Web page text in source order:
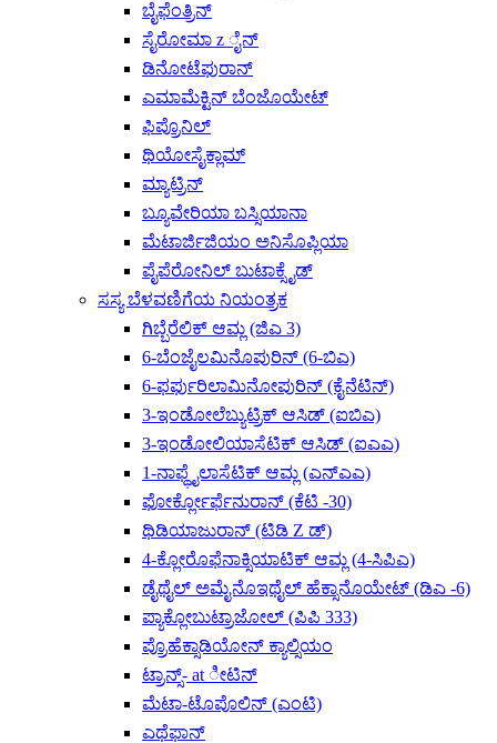
ಬೈಫೆಂತ್ರಿನ್
ಸೈರೋಮಾ z ೈನ್
ಡಿನೋಟೆಫುರಾನ್
ಎಮಾಮೆಕ್ಟಿನ್ ಬೆಂಜೊಯೇಟ್
ಫಿಪ್ರೊನಿಲ್
ಥಿಯೋಸೈಕ್ಲಾಮ್
ಮ್ಯಾಟ್ರಿನ್
ಬ್ಯೂವೇರಿಯಾ ಬಸ್ಸಿಯಾನಾ
ಮೆಟಾರ್ಜಿಜಿಯಂ ಅನಿಸೊಪ್ಲಿಯಾ
ಪೈಪೆರೋನಿಲ್ ಬುಟಾಕ್ಸೈಡ್
ಸಸ್ಯ ಬೆಳವಣಿಗೆಯ ನಿಯಂತ್ರಕ
ಗಿಬ್ಬೆರೆಲಿಕ್ ಆಮ್ಲ (ಜಿಎ 3)
6-ಬೆಂಜೈಲಮಿನೊಪುರಿನ್ (6-ಬಿಎ)
6-ಫರ್ಫುರಿಲಾಮಿನೋಪುರಿನ್ (ಕೈನೆಟಿನ್)
3-ಇಂಡೋಲೆಬ್ಯುಟ್ರಿಕ್ ಆಸಿಡ್ (ಐಬಿಎ)
3-ಇಂಡೋಲಿಯಾಸೆಟಿಕ್ ಆಸಿಡ್ (ಐಎಎ)
1-ನಾಫ್ಥೈಲಾಸೆಟಿಕ್ ಆಮ್ಲ (ಎನ್‌ಎಎ)
ಫೋರ್ಕ್ಲೋರ್ಫೆನುರಾನ್ (ಕೆಟಿ -30)
ಥಿಡಿಯಾಜುರಾನ್ (ಟಿಡಿ Z ಡ್)
4-ಕ್ಲೋರೊಫೆನಾಕ್ಸಿಯಾಟಿಕ್ ಆಮ್ಲ (4-ಸಿಪಿಎ)
ಡೈಥೈಲ್ ಅಮೈನೊಇಥೈಲ್ ಹೆಕ್ಸಾನೊಯೇಟ್ (ಡಿಎ -6)
ಪ್ಯಾಕ್ಲೋಬುಟ್ರಾಜೋಲ್ (ಪಿಪಿ 333)
ಪ್ರೊಹೆಕ್ಸಾಡಿಯೋನ್ ಕ್ಯಾಲ್ಸಿಯಂ
ಟ್ರಾನ್ಸ್- at ೀಟಿನ್
ಮೆಟಾ-ಟೊಪೊಲಿನ್ (ಎಂಟಿ)
ಎಥೆಫಾನ್